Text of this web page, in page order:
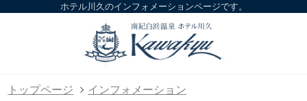
ホテル川久のインフォメーションページです。
トップページ
インフォメーション